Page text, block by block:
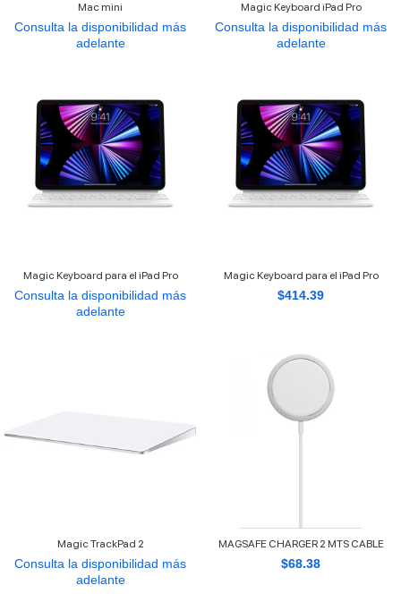
Mac mini
Consulta la disponibilidad más
adelante
Magic Keyboard iPad Pro
Consulta la disponibilidad más
adelante
Magic Keyboard para el iPad Pro
Consulta la disponibilidad más
adelante
Magic Keyboard para el iPad Pro
$414.39
Magic TrackPad 2
Consulta la disponibilidad más
adelante
MAGSAFE CHARGER 2 MTS CABLE
$68.38